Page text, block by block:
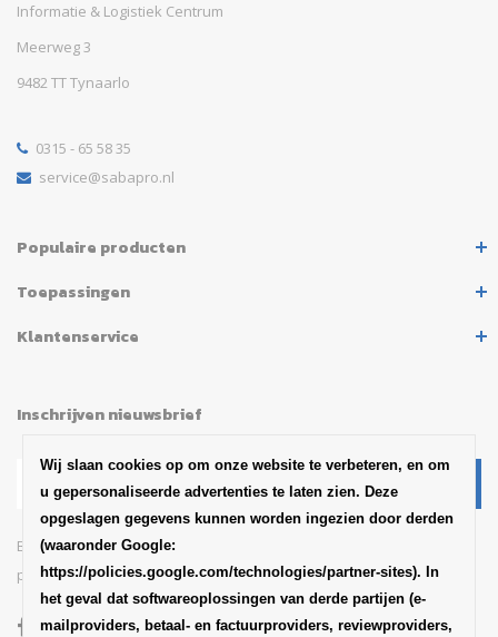
Informatie & Logistiek Centrum
Meerweg 3
9482 TT Tynaarlo
0315 - 65 58 35
service@sabapro.nl
Populaire producten
Toepassingen
Klantenservice
Inschrijven nieuwsbrief
Blijf op de hoogte van het
productaankondigingen en updates van SABA
Wij slaan cookies op om onze website te verbeteren, en om
u gepersonaliseerde advertenties te laten zien. Deze
opgeslagen gegevens kunnen worden ingezien door derden
(waaronder Google:
https://policies.google.com/technologies/partner-sites). In
het geval dat softwareoplossingen van derde partijen (e-
mailproviders, betaal- en factuurproviders, reviewproviders,